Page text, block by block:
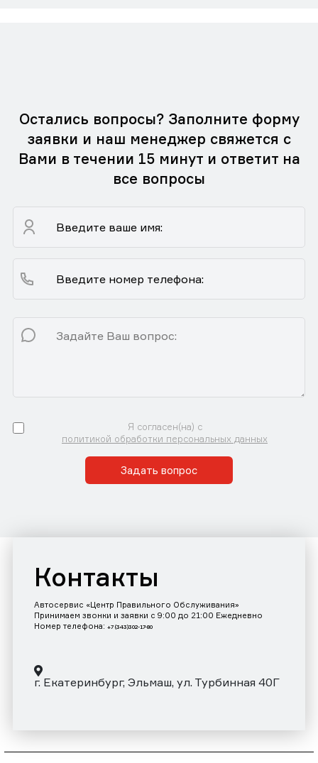
Остались вопросы? Заполните форму
заявки и наш менеджер свяжется с
Вами в течении 15 минут и ответит на
все вопросы
Я согласен(на) с
политикой обработки персональных данных
Задать вопрос
Контакты
Автосервис «Центр Правильного Обслуживания»
Принимаем звонки и заявки с 9:00 до 21:00 Ежедневно
Номер телефона: +7 (343)302-17-80
г. Екатеринбург, Эльмаш, ул. Турбинная 40Г